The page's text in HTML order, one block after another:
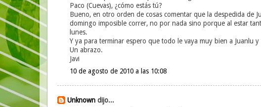
Paco (Cuevas), ¿cómo estás tú?
Bueno, en otro orden de cosas comentar que la despedida de
domingo imposible correr, no por nada sino porque al estar
lunes.
Y ya para terminar espero que todo le vaya muy bien a Juanlu
Un abrazo.
Javi
10 de agosto de 2010 a las 10:08
Unknowndijo...